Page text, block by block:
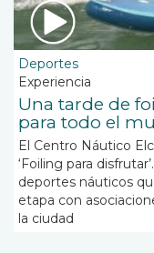
Deportes
Experiencia
Una tarde de
para todo el
El Centro Náutico
‘Foiling para
deportes náuticos
etapa con
la ciudad